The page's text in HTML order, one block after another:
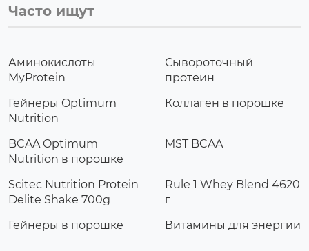
Часто ищут
Аминокислоты
MyProtein
Сывороточный
протеин
Гейнеры Optimum
Nutrition
Коллаген в порошке
BCAA Optimum
Nutrition в порошке
MST BCAA
Scitec Nutrition Protein
Delite Shake 700g
Rule 1 Whey Blend 4620
г
Гейнеры в порошке
Витамины для энергии